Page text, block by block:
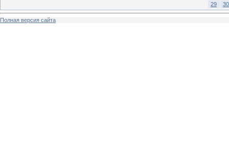
29
30
Полная версия сайта